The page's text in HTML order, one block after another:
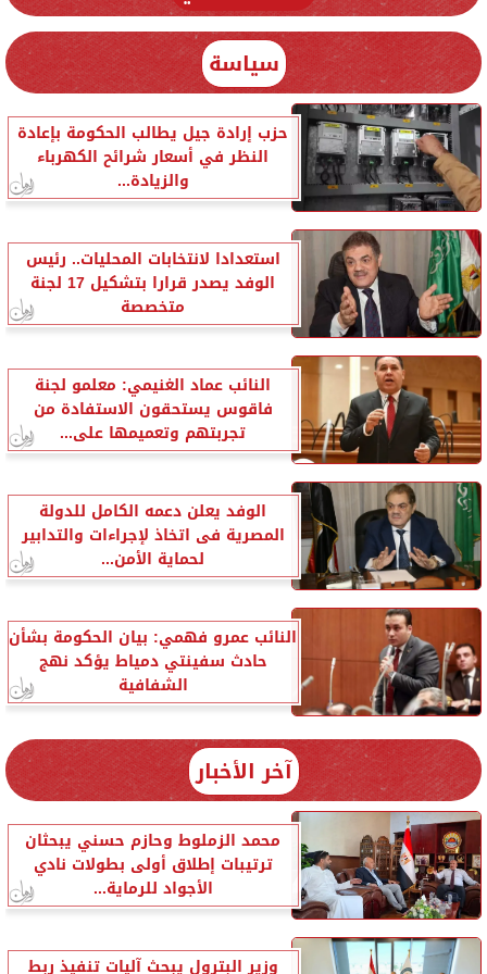
سياسة
حزب إرادة جيل يطالب الحكومة بإعادة
النظر في أسعار شرائح الكهرباء
والزيادة...
استعدادا لانتخابات المحليات.. رئيس
الوفد يصدر قرارا بتشكيل 17 لجنة
متخصصة
النائب عماد الغنيمي: معلمو لجنة
فاقوس يستحقون الاستفادة من
تجربتهم وتعميمها على...
الوفد يعلن دعمه الكامل للدولة
المصرية فى اتخاذ لإجراءات والتدابير
لحماية الأمن...
النائب عمرو فهمي: بيان الحكومة بشأن
حادث سفينتي دمياط يؤكد نهج
الشفافية
آخر الأخبار
محمد الزملوط وحازم حسني يبحثان
ترتيبات إطلاق أولى بطولات نادي
الأجواد للرماية...
وزير البترول يبحث آليات تنفيذ ربط